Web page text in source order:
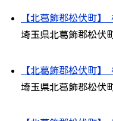
【北葛飾郡松伏町
埼玉県北葛飾郡松伏
【北葛飾郡松伏町】
埼玉県北葛飾郡松伏